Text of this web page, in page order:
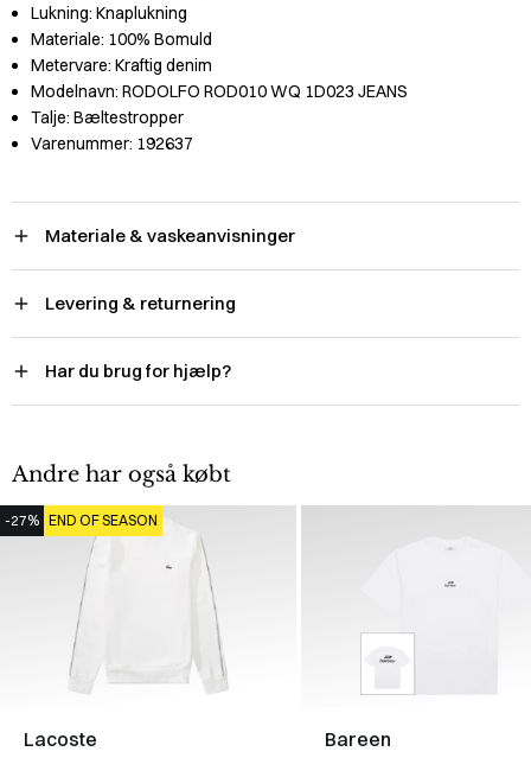
Lukning: Knaplukning
Materiale: 100% Bomuld
Metervare: Kraftig denim
Modelnavn: RODOLFO ROD010 WQ 1D023 JEANS
Talje: Bæltestropper
Varenummer: 192637
Materiale & vaskeanvisninger
Levering & returnering
Har du brug for hjælp?
Andre har også købt
-27% END OF SEASON
Lacoste Bareen